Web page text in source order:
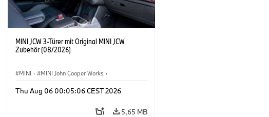
MINI JCW 3-Türer mit Original MINI JCW
Zubehör (08/2026)
MINI · MINI John Cooper Works ·
Sonderausstattungen, Zubehör
Thu Aug 06 00:05:06 CEST 2026
5,65 MB